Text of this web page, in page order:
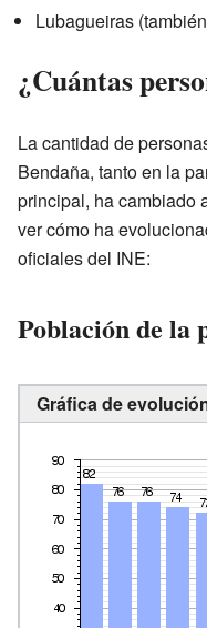
Lubagueiras
¿Cuántas
La cantidad de
Bendaña, tanto en la
principal, ha cambiado
ver cómo ha
oficiales del INE:
Población de la
Gráfica de